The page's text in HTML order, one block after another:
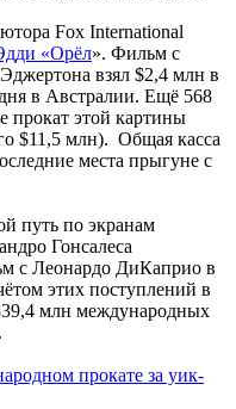
Fox International
«Орёл». Фильм с
взял $2,4 млн в
в Австралии. Ещё 568
прокат этой картины
$11,5 млн). Общая касса
места прыгуне с
путь по экранам
Гонсалеса
с Леонардо ДиКаприо в
этих поступлений в
млн международных
прокате за уик-